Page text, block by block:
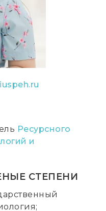
Ресурсного
и
СТЕПЕНИ